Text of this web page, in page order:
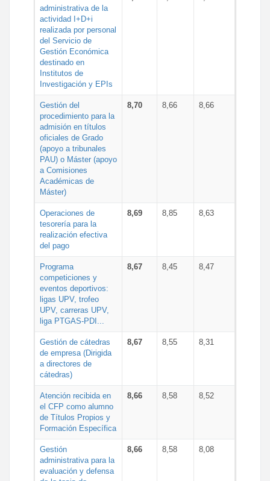
administrativa de la
actividad I+D+i
realizada por personal
del Servicio de
Gestión Económica
destinado en
Institutos de
Investigación y EPIs
Gestión del
procedimiento para la
admisión en títulos
oficiales de Grado
(apoyo a tribunales
PAU) o Máster (apoyo
a Comisiones
Académicas de
Máster)
8,70 8,66 8,66
Operaciones de
tesorería para la
realización efectiva
del pago
8,69 8,85 8,63
Programa
competiciones y
eventos deportivos:
ligas UPV, trofeo
UPV, carreras UPV,
liga PTGAS-PDI...
8,67 8,45 8,47
Gestión de cátedras
de empresa (Dirigida
a directores de
cátedras)
8,67 8,55 8,31
Atención recibida en
el CFP como alumno
de Títulos Propios y
Formación Específica
8,66 8,58 8,52
Gestión
administrativa para la
evaluación y defensa
8,66 8,58 8,08